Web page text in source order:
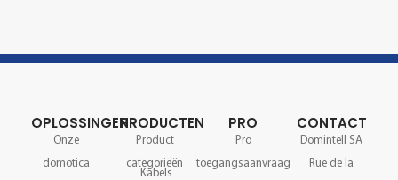
OPLOSSINGEN
Onze
domotica
PRODUCTEN
Product
categorieën
Kabels
PRO
Pro
toegangsaanvraag
CONTACT
Domintell SA
Rue de la